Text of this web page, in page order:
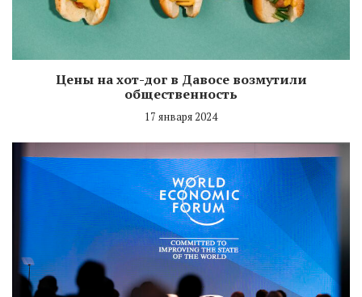
Цены на хот-дог в Давосе возмутили
общественность
17 января 2024